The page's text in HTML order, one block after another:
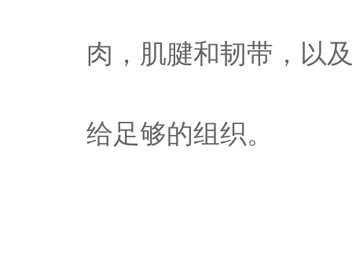
肉，肌腱和韧带，以
给足够的组织。